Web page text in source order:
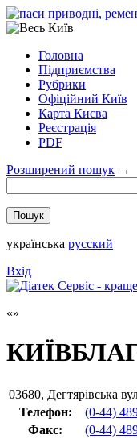
Головна
Підприємства
Рубрики
Офіційний Київ
Карта Києва
Реєстрація
PDF
Розширений пошук →
українська русский
Вхід
03680, Дегтярівська
Телефон:
(0-44)
Факс: (0-44)